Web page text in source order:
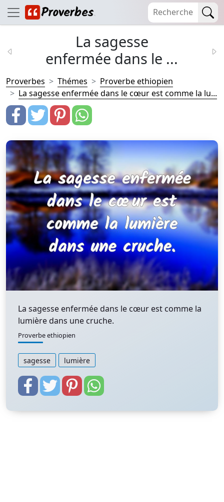
La sagesse
enfermée dans le ...
Proverbes Thémes
Proverbe ethiopien
La sagesse enfermée dans le cœur est comme la lu...
La sagesse enfermée dans le cœur est comme la
lumière dans une cruche.
Proverbe ethiopien
sagesse lumière